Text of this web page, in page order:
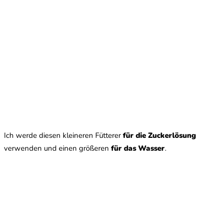
Ich werde diesen kleineren Füttererfür die Zuckerlösung
verwenden und einen größeren für das Wasser.